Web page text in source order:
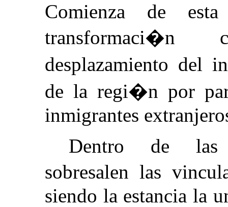
Comienza de
transformaci�n
desplazamiento del
de la regi�n por
inmigrantes
Dentro de las
sobresalen las
siendo la estancia la